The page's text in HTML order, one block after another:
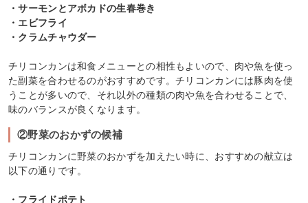
・サーモンとアボカドの生春巻き
・エビフライ
・クラムチャウダー
チリコンカンは和食メニューとの相性もよいので、肉や魚を使っ
た副菜を合わせるのがおすすめです。チリコンカンには豚肉を使
うことが多いので、それ以外の種類の肉や魚を合わせることで、
味のバランスが良くなります。
②野菜のおかずの候補
チリコンカンに野菜のおかずを加えたい時に、おすすめの献立は
以下の通りです。
・フライドポテト